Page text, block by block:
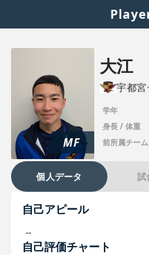
MF
大江
宇都宮
学年
身長 / 体重
前所属チーム
個人データ 試
自己アピール
--
自己評価チャート